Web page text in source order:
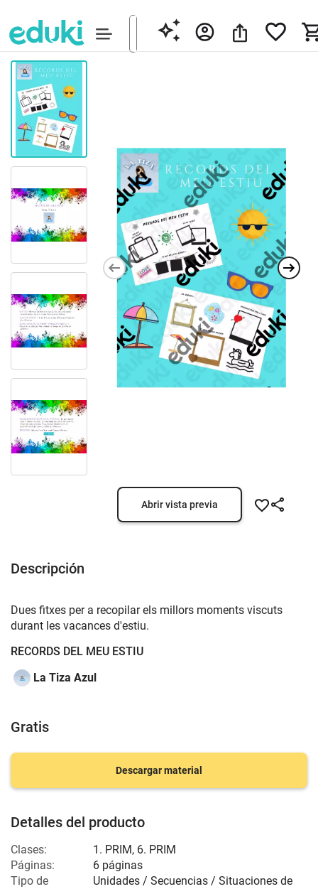
Abrir vista previa
Descripción
Dues fitxes per a recopilar els millors moments viscuts
durant les vacances d'estiu.
RECORDS DEL MEU ESTIU
La Tiza Azul
Gratis
Descargar material
Detalles del producto
Clases:
1. PRIM, 6. PRIM
Páginas:
6 páginas
Tipo de
Unidades / Secuencias / Situaciones de